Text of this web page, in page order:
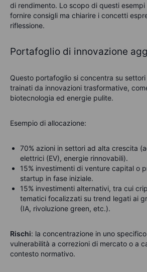
di rendimento. Lo scopo di questi
fornire consigli ma chiarire i concetti
riflessione.
Portafoglio di innovazione
Questo portafoglio si concentra su
trainati da innovazioni trasformative,
biotecnologia ed energie pulite.
Esempio di allocazione:
70% azioni in settori ad alta crescita
elettrici (EV), energie rinnovabili).
15% investimenti di venture capital o
startup in fase iniziale.
15% investimenti alternativi, tra cui
tematici focalizzati su trend legati ai
(IA, rivoluzione green, etc.).
Rischi: la concentrazione in uno
vulnerabilità a correzioni di mercato o a
contesto normativo.